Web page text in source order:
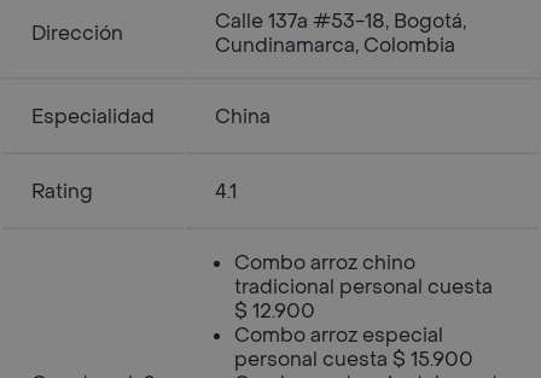
Dirección
Calle 137a #53-18, Bogotá,
Cundinamarca, Colombia
Especialidad China
Rating 4.1
Combo arroz chino
tradicional personal cuesta
$ 12.900
Combo arroz especial
personal cuesta $ 15.900